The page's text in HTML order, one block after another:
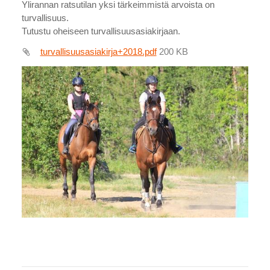
Ylirannan ratsutilan yksi tärkeimmistä arvoista on
turvallisuus.
Tutustu oheiseen turvallisuusasiakirjaan.
turvallisuusasiakirja+2018.pdf 200 KB